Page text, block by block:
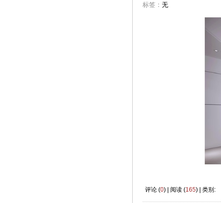
标签： 无
评论 (0) | 阅读 (165) | 类别: